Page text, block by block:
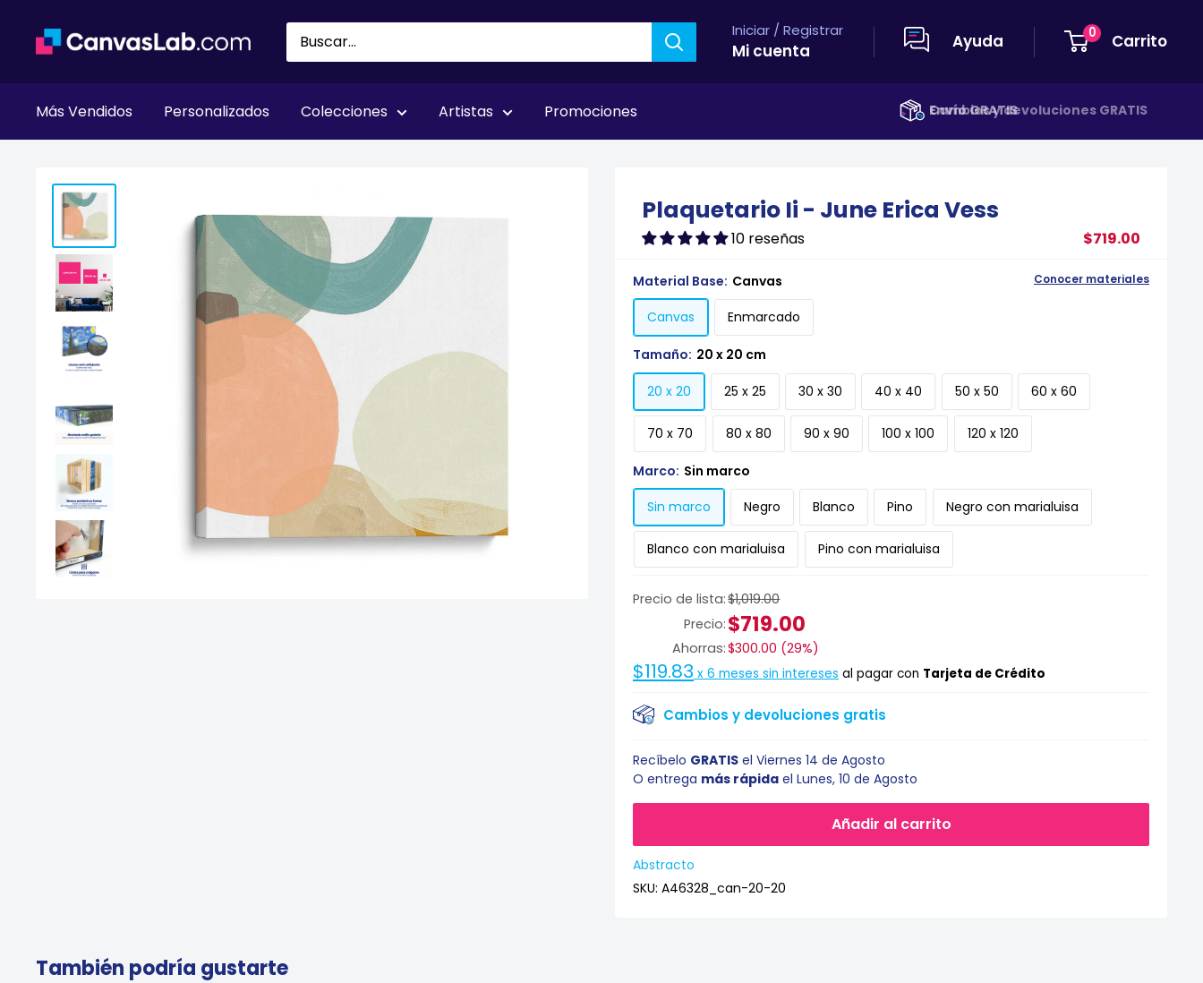
directamente
contenido
Iniciar / Registrar
Mi cuenta Ayuda 0 Carrito
Más Vendidos Personalizados Colecciones Artistas Promociones Envío GRATIS
Plaquetario Ii - June Erica Vess
10 reseñas $719.00
Precio de lista:$1,019.00
Precio: $719.00
Ahorras:$300.00 (29%)
$119.83 x 6 meses sin intereses al pagar con Tarjeta de Crédito
Cambios y devoluciones gratis
Material Base: Canvas Conocer materiales
Canvas Enmarcado
Tamaño: 20 x 20 cm
20 x 20 25 x 25 30 x 30 40 x 40 50 x 50 60 x 60
70 x 70 80 x 80 90 x 90 100 x 100 120 x 120
Marco: Sin marco
Sin marco Negro Blanco Pino Negro con marialuisa
Blanco con marialuisa Pino con marialuisa
Añadir al carrito
Recíbelo GRATIS el Viernes 14 de Agosto
O entrega más rápida el Lunes, 10 de Agosto
Abstracto
SKU: A46328_can-20-20
También podría gustarte